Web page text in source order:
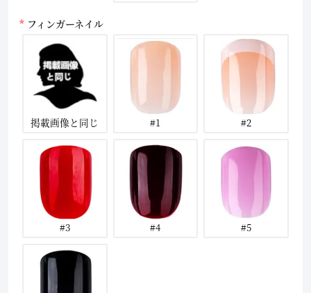
フィンガーネイル
掲載画像と同じ #1 #2
#3 #4 #5